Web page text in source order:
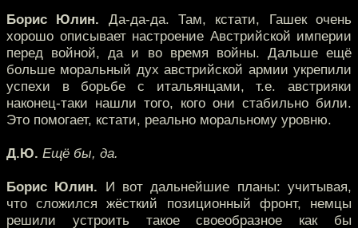
Борис Юлин. Да-да-да. Там, кстати, Гашек очень
хорошо описывает настроение Австрийской империи
перед войной, да и во время войны. Дальше ещё
больше моральный дух австрийской армии укрепили
успехи в борьбе с итальянцами, т.е. австрияки
наконец-таки нашли того, кого они стабильно били.
Это помогает, кстати, реально моральному уровню.
Д.Ю. Ещё бы, да.
Борис Юлин. И вот дальнейшие планы: учитывая,
что сложился жёсткий позиционный фронт, немцы
решили устроить такое своеобразное как бы